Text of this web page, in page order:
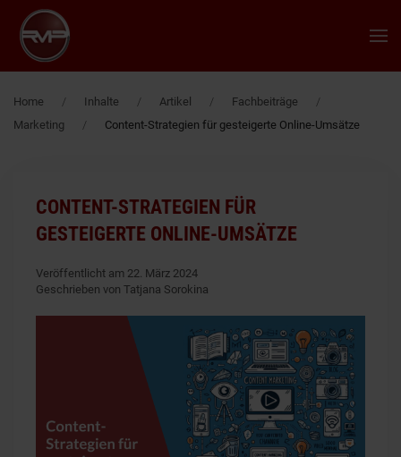
Zum Hauptinhalt springen
Home Inhalte Artikel
Fachbeiträge
Marketing
Content-Strategien für gesteigerte Online-Umsätze
CONTENT-STRATEGIEN FÜR
GESTEIGERTE ONLINE-UMSÄTZE
Veröffentlicht am 22. März 2024
Geschrieben von Tatjana Sorokina